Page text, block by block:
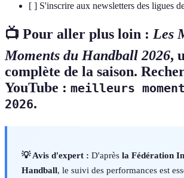
[ ] S'inscrire aux newsletters des ligues
📺 Pour aller plus loin : Les
Moments du Handball 2026,
complète de la saison.
YouTube : meilleurs
2026.
💡 Avis d'expert : D'après la Fédération
Handball, le suivi des performances est